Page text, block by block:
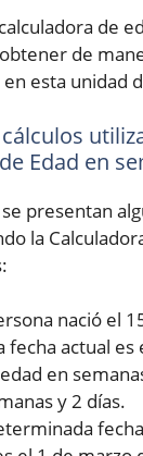
de
de
en esta unidad
Edad en
presentan
la
nació el
fecha actual es
en
y 2 días.